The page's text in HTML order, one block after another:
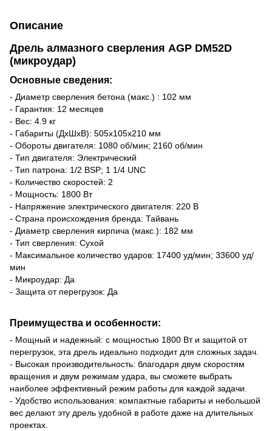
Описание
Дрель алмазного сверления AGP DM52D
(микроудар)
Основные сведения:
- Диаметр сверления бетона (макс.) : 102 мм
- Гарантия: 12 месяцев
- Вес: 4.9 кг
- Габариты (ДхШхВ): 505х105х210 мм
- Обороты двигателя: 1080 об/мин; 2160 об/мин
- Тип двигателя: Электрический
- Тип патрона: 1/2 BSP; 1 1/4 UNC
- Количество скоростей: 2
- Мощность: 1800 Вт
- Напряжение электрического двигателя: 220 В
- Страна происхождения бренда: Тайвань
- Диаметр сверления кирпича (макс.): 182 мм
- Тип сверления: Сухой
- Максимальное количество ударов: 17400 уд/мин; 33600 уд/
мин
- Микроудар: Да
- Защита от перегрузок: Да
Преимущества и особенности:
- Мощный и надежный: с мощностью 1800 Вт и защитой от
перегрузок, эта дрель идеально подходит для сложных задач.
- Высокая производительность: благодаря двум скоростям
вращения и двум режимам удара, вы сможете выбрать
наиболее эффективный режим работы для каждой задачи.
- Удобство использования: компактные габариты и небольшой
вес делают эту дрель удобной в работе даже на длительных
проектах.